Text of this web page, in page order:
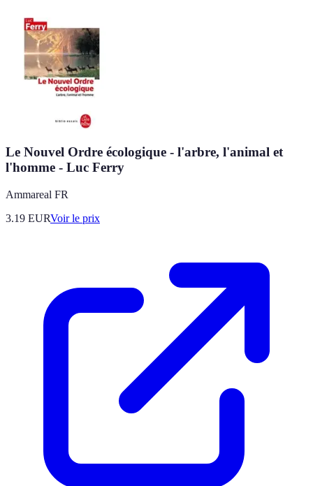
Le Nouvel Ordre écologique - l'arbre, l'animal et
l'homme - Luc Ferry
Ammareal FR
3.19 EURVoir le prix